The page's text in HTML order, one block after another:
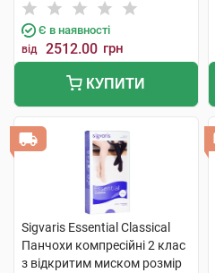
Є в наявності
від 2512.00 грн
КУПИТИ
Sigvaris Essential Classical
Панчохи компресійні 2 клас
з відкритим миском розмір